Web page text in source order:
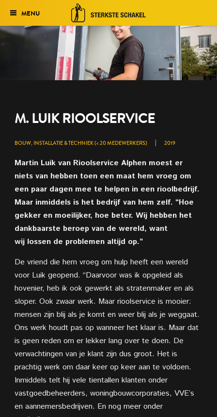
Het traject
MENU
M. LUIK RIOOLSERVICE
BOUW, INSTALLATIE & TECHNIEK (< 20 MEDEWERKERS) | 2019
Martin Luik van Rioolservice Alphen moest er
niets van hebben toen een maat hem vroeg om
een paar dagen mee te helpen in een rioolbedrijf.
Maar inmiddels is het bedrijf van hem zelf. “Hoe
gekker en moeilijker, hoe beter. Wij hebben het
dankbaarste beroep van de wereld, want
wij lossen de problemen altijd op.”
De vriend die hem vroeg om hulp heeft een wereld
voor Luik geopend. “Daarvoor was ik opgeleid als
hovenier, heb ik ook gewerkt als stratenmaker en als
sloper. Ook zwaar werk. Maar rioolservice is mooier:
mensen zijn blij als je komt en weer blij als je weggaat.
Ons werk houdt pas op wanneer het klaar is. Maar dat
is geen reden om er lekker lang over te doen. De
verwachtingen van je klant zijn dus groot. Het is
prachtig werk om daar keer op keer aan te voldoen.
Inmiddels telt hij vele tientallen klanten onder
vastgoedbeheerders, woningbouwcorporaties, VVE’s
en aannemersbedrijven. En nog meer onder